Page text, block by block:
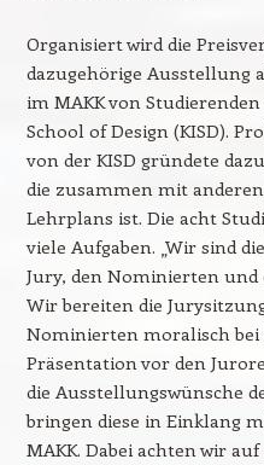
Organisiert wird die
dazugehörige
im MAKK von
School of Design (KISD).
von der KISD gründete
die zusammen mit
Lehrplans ist. Die acht
viele Aufgaben. „Wir sind
Jury, den Nominierten und
Wir bereiten die
Nominierten moralisch
Präsentation vor den
die Ausstellungswünsche
bringen diese in Einklang
MAKK. Dabei achten wir